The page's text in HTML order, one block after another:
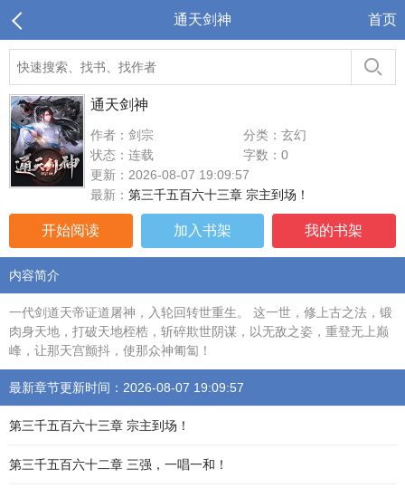
通天剑神 首页
通天剑神
作者：剑宗
分类：玄幻
状态：连载
字数：0
更新：2026-08-07 19:09:57
最新： 第三千五百六十三章 宗主到场！
开始阅读 加入书架 我的书架
内容简介
一代剑道天帝证道屠神，入轮回转世重生。 这一世，修上古之法，锻
肉身天地，打破天地桎梏，斩碎欺世阴谋，以无敌之姿，重登无上巅
峰，让那天宫颤抖，使那众神匍匐！
最新章节更新时间：2026-08-07 19:09:57
第三千五百六十三章 宗主到场！
第三千五百六十二章 三强，一唱一和！